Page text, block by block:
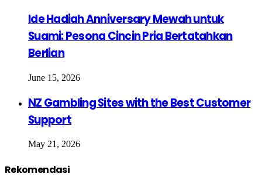
Ide Hadiah Anniversary Mewah untuk
Suami: Pesona Cincin Pria Bertatahkan
Berlian
June 15, 2026
NZ Gambling Sites with the Best Customer
Support
May 21, 2026
Rekomendasi